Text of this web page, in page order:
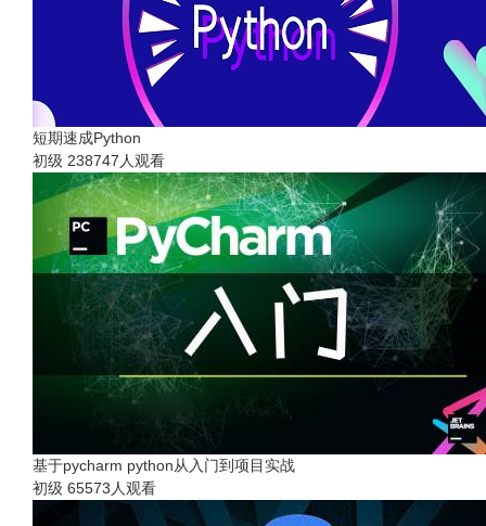
短期速成Python
初级 238747人观看
基于pycharm python从入门到项目实战
初级 65573人观看